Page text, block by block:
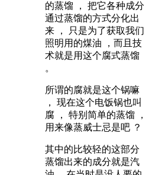
的蒸馏 ， 把它各种成分
通过蒸馏的方式分化出
来 ， 只是为了获取我们
照明用的煤油 ，而且技
术就是用这个腐式蒸馏
。
所谓的腐就是这个锅嘛
， 现在这个电饭锅也叫
腐 ， 特别简单的蒸馏 ，
用来像蒸威士忌是吧 ？
其中的比较轻的这部分
蒸馏出来的成分就是汽